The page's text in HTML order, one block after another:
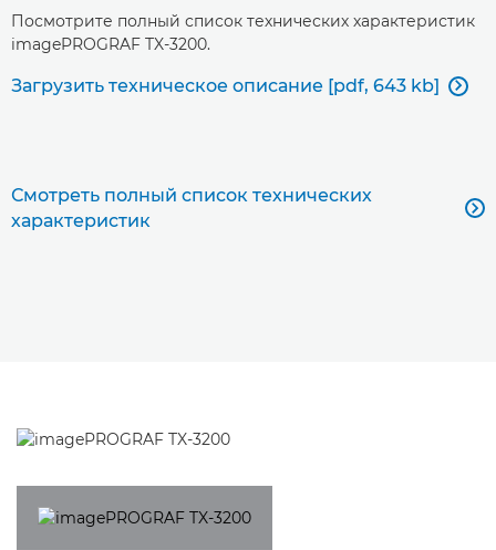
Посмотрите полный список технических характеристик
imagePROGRAF TX-3200.
Загрузить техническое описание [pdf, 643 kb] 
Смотреть полный список технических
характеристик
